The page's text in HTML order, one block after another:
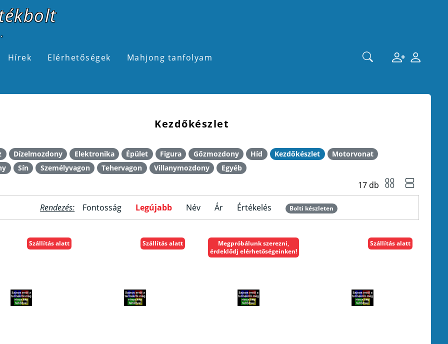
Hírek Elérhetőségek Mahjong tanfolyam
Kezdőkészlet
Dízelmozdony Elektronika Épület Figura Gőzmozdony Híd Kezdőkészlet
Motorvonat
Sín Személyvagon Tehervagon Villanymozdony Egyéb
17 db
Rendezés: Fontosság Legújabb Név Ár Értékelés Bolti készleten
Szállítás alatt Szállítás alatt
Megpróbálunk szerezni,
érdeklődj elérhetőségeinken!
Szállítás alatt